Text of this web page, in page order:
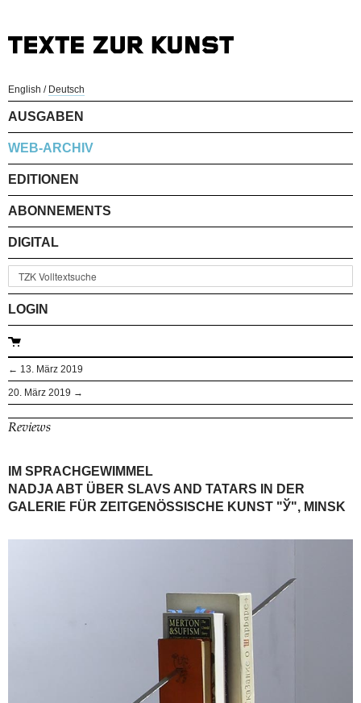
English / Deutsch
AUSGABEN
WEB-ARCHIV
EDITIONEN
ABONNEMENTS
DIGITAL
LOGIN
← 13. März 2019
20. März 2019 →
Reviews
IM SPRACHGEWIMMEL
NADJA ABT ÜBER SLAVS AND TATARS IN DER
GALERIE FÜR ZEITGENÖSSISCHE KUNST "Ў", MINSK